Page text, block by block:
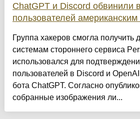
ChatGPT и Discord обвинили
пользователей
Группа хакеров смогла получить
системам стороннего сервиса
использовался для
пользователей в Discord и
бота ChatGPT. Согласно
собранные изображения ли...